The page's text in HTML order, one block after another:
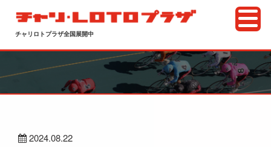
チャリロトプラザ全国展開中
2024.08.22